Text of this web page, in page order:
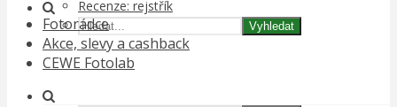
Vyhledat
Recenze: rejstřík
Fotorádce
Akce, slevy a cashback
CEWE Fotolab